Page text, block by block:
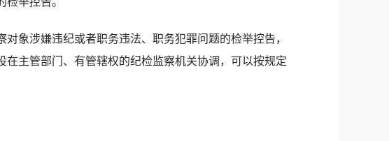
涉嫌违纪或者职务违法、职务犯罪问题的检举控告，
主管部门、有管辖权的纪检监察机关协调，可以按规定